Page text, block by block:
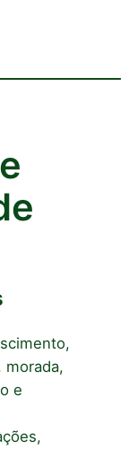
morada,
e